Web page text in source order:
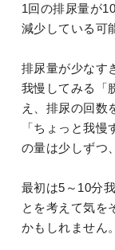
1回の排尿量が
減少している可
排尿量が少なす
我慢してみる「
え、排尿の回数
「ちょっと我
の量は少しずつ
最初は5～10分
とを考えて気を
かもしれません。